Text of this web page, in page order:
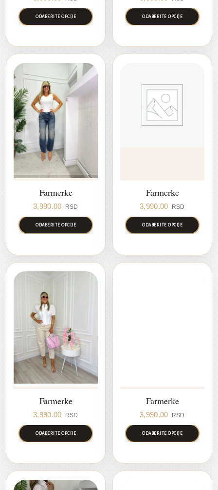
ODABERITE OPCIJE ODABERITE OPCIJE
Farmerke
3,990.00 RSD
ODABERITE OPCIJE
Farmerke
3,990.00 RSD
ODABERITE OPCIJE
Farmerke
3,990.00 RSD
ODABERITE OPCIJE
Farmerke
3,990.00 RSD
ODABERITE OPCIJE